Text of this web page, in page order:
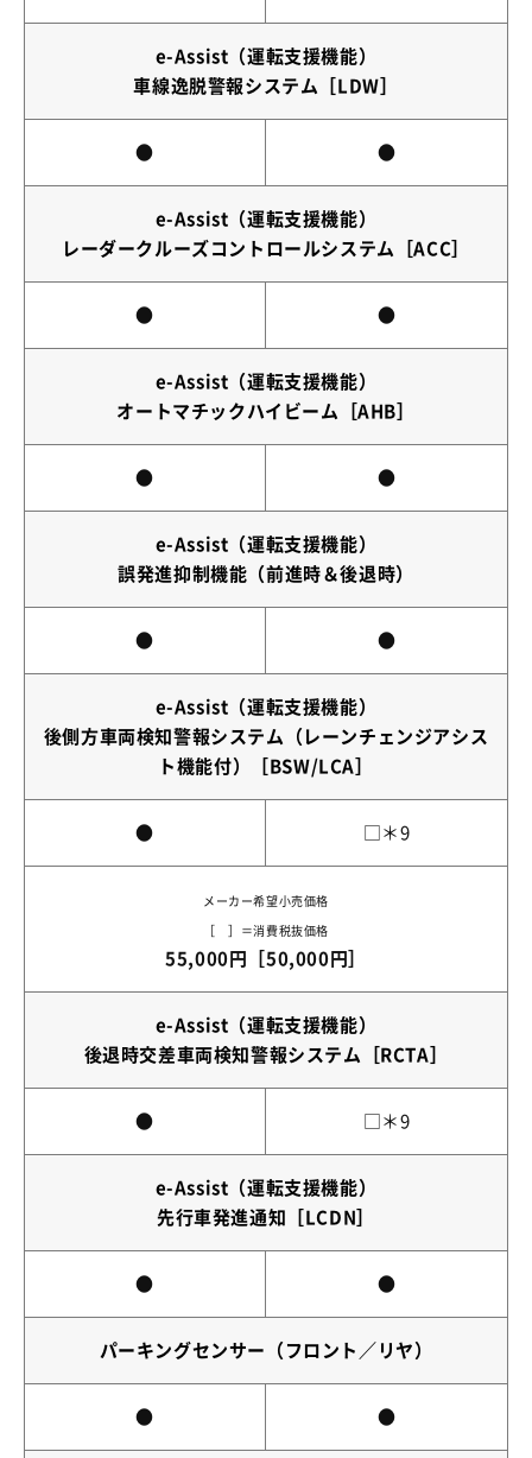
e-Assist（運転支援機能）
車線逸脱警報システム［LDW］
● ●
e-Assist（運転支援機能）
レーダークルーズコントロールシステム［ACC］
● ●
e-Assist（運転支援機能）
オートマチックハイビーム［AHB］
● ●
e-Assist（運転支援機能）
誤発進抑制機能（前進時＆後退時）
● ●
e-Assist（運転支援機能）
後側方車両検知警報システム（レーンチェンジアシス
ト機能付）［BSW/LCA］
● □＊9
メーカー希望小売価格
［ ］＝消費税抜価格
55,000円［50,000円］
e-Assist（運転支援機能）
後退時交差車両検知警報システム［RCTA］
● □＊9
e-Assist（運転支援機能）
先行車発進通知［LCDN］
● ●
パーキングセンサー（フロント／リヤ）
● ●